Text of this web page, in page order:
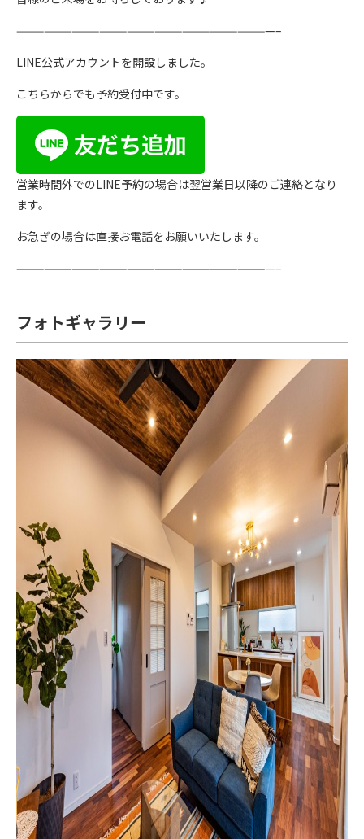
————————————————————————————–
LINE公式アカウントを開設しました。
こちらからでも予約受付中です。
営業時間外でのLINE予約の場合は翌営業日以降のご連絡となり
ます。
お急ぎの場合は直接お電話をお願いいたします。
————————————————————————————–
フォトギャラリー